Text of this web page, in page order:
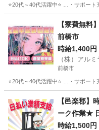
⭐20代～40代活躍中⭐ …・サポー
倉庫 スタ
【寮費無
前橋市
時給1,400円
（株）アルミ
前橋市
⭐20代～40代活躍中⭐ …・サポー
倉庫 スタ
【邑楽郡】
ーク作業★
時給1,500円